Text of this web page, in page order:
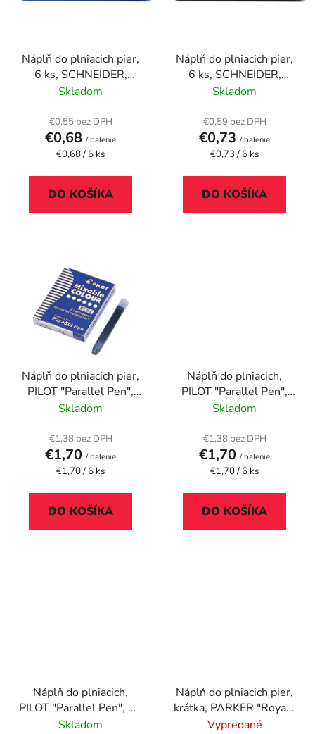
Náplň do plniacich pier,
6 ks, SCHNEIDER,
kráľovská modrá
Skladom
€0,55 bez DPH
€0,68 / balenie
Jednotková
€0,68 / 6 ks
DO KOŠÍKA
Náplň do plniacich pier,
6 ks, SCHNEIDER,
čierna
Skladom
€0,59 bez DPH
€0,73 / balenie
Jednotková
€0,73 / 6 ks
DO KOŠÍKA
Náplň do plniacich pier,
PILOT "Parallel Pen",
modrá
Skladom
€1,38 bez DPH
€1,70 / balenie
Jednotková
€1,70 / 6 ks
DO KOŠÍKA
Náplň do plniacich,
PILOT "Parallel Pen",
čierna
Skladom
€1,38 bez DPH
€1,70 / balenie
Jednotková
€1,70 / 6 ks
DO KOŠÍKA
Náplň do plniacich,
PILOT "Parallel Pen", 12
rôznych farieb
Skladom
Náplň do plniacich pier,
krátka, PARKER "Royal",
modrá
Vypredané